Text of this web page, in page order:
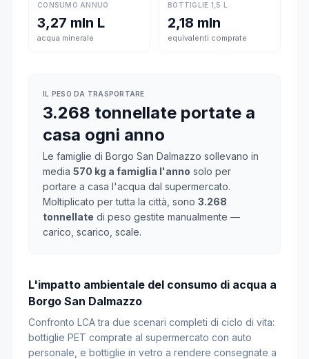
CONSUMO ANNUO
3,27 mln L
acqua minerale
BOTTIGLIE 1,5 L
2,18 mln
equivalenti comprate
IL PESO DA TRASPORTARE
3.268 tonnellate portate a
casa ogni anno
Le famiglie di Borgo San Dalmazzo sollevano in
media 570 kg a famiglia l'anno solo per
portare a casa l'acqua dal supermercato.
Moltiplicato per tutta la città, sono 3.268
tonnellate di peso gestite manualmente —
carico, scarico, scale.
L'impatto ambientale del consumo di acqua a
Borgo San Dalmazzo
Confronto LCA tra due scenari completi di ciclo di vita:
bottiglie PET comprate al supermercato con auto
personale, e bottiglie in vetro a rendere consegnate a